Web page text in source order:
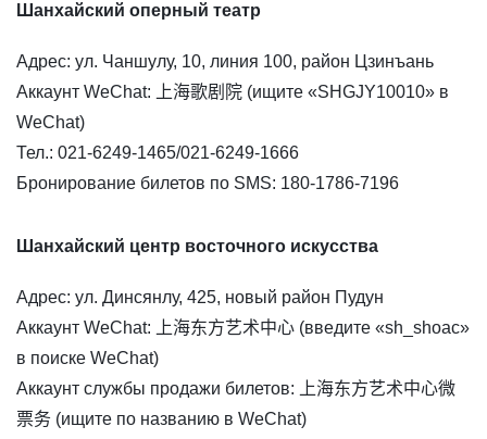
Шанхайский оперный театр
Адрес: ул. Чаншулу, 10, линия 100, район Цзинъань
Аккаунт WeChat: 上海歌剧院 (ищите «SHGJY10010» в
WeChat)
Тел.: 021-6249-1465/021-6249-1666
Бронирование билетов по SMS: 180-1786-7196
Шанхайский центр восточного искусства
Адрес: ул. Динсянлу, 425, новый район Пудун
Аккаунт WeChat: 上海东方艺术中心 (введите «sh_shoac»
в поиске WeChat)
Аккаунт службы продажи билетов: 上海东方艺术中心微
票务 (ищите по названию в WeChat)